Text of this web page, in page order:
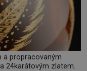
a propracovaným
24karátovým zlatem.